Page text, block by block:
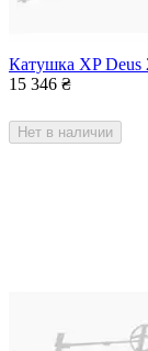
Катушка XP Deus
15 346 ₴
Нет в наличии